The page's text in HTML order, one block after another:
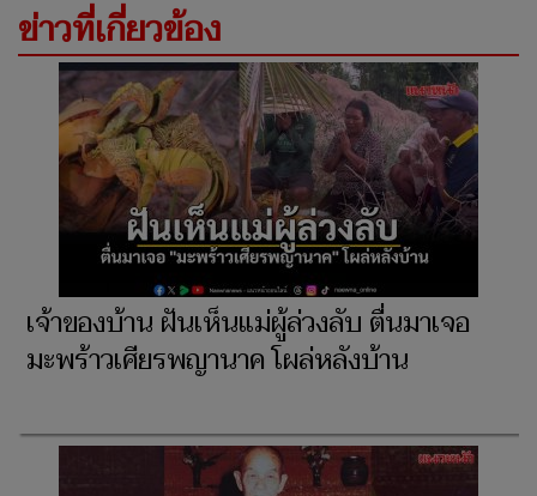
ข่าวที่เกี่ยวข้อง
เจ้าของบ้าน ฝันเห็นแม่ผู้ล่วงลับ ตื่นมาเจอ
มะพร้าวเศียรพญานาค โผล่หลังบ้าน